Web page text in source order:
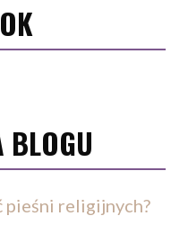
BLOGU
pieśni religijnych?